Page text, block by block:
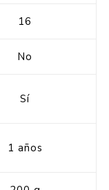
16
No
Sí
1 años